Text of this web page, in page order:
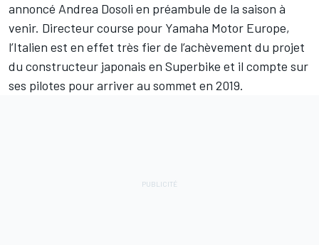
annoncé Andrea Dosoli en préambule de la saison à
venir. Directeur course pour Yamaha Motor Europe,
l’Italien est en effet très fier de l’achèvement du projet
du constructeur japonais en Superbike et il compte sur
ses pilotes pour arriver au sommet en 2019.